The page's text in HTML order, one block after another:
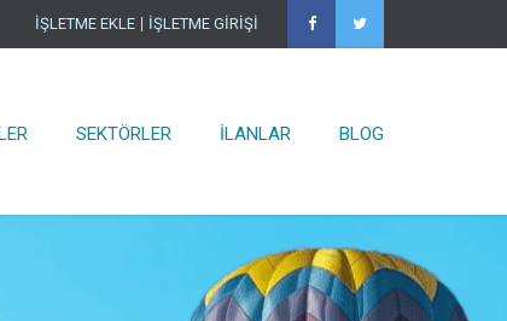
İŞLETME EKLE İŞLETME GİRİŞİ
SEKTÖRLER İLANLAR BLOG
×
Ana Sayfa
Ürünler